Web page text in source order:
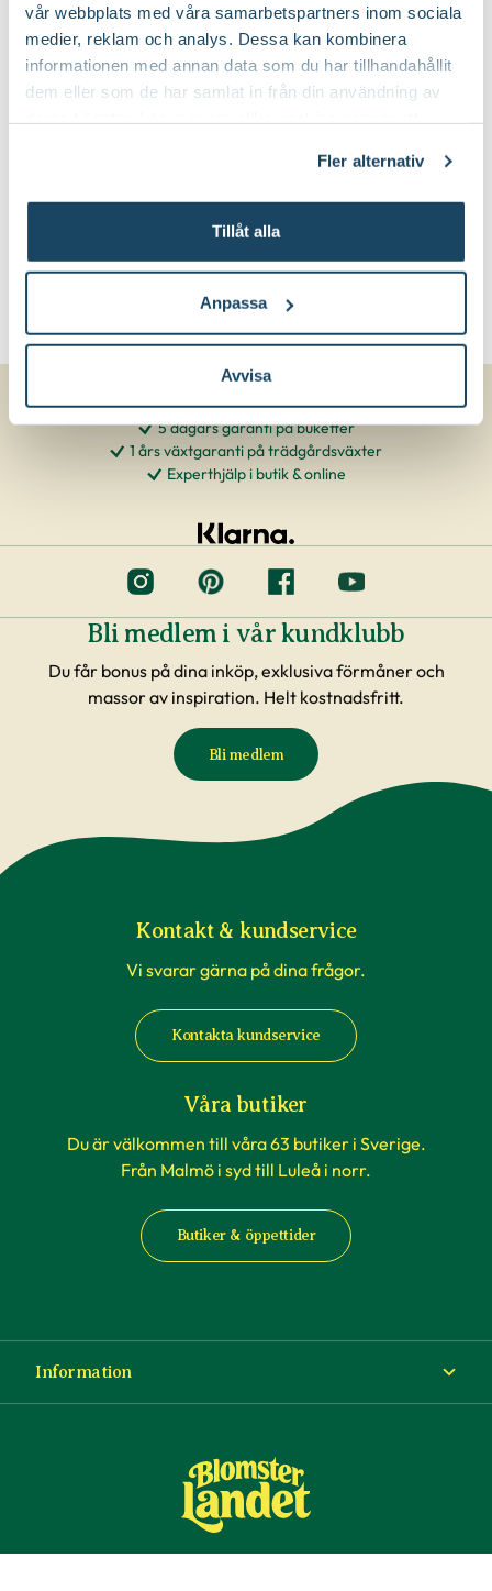
vår webbplats med våra samarbetspartners inom sociala
medier, reklam och analys. Dessa kan kombinera
informationen med annan data som du har tillhandahållit
dem eller som de har samlat in från din användning av
Fler alternativ
Tillåt alla
Anpassa
Avvisa
Beskärningssätt: Beskärning är inte nödvändig
5 dagars garanti på buketter
1 års växtgaranti på trädgårdsväxter
Experthjälp i butik & online
Bli medlem i vår kundklubb
Du får bonus på dina inköp, exklusiva förmåner och
massor av inspiration. Helt kostnadsfritt.
Bli medlem
Kontakt & kundservice
Vi svarar gärna på dina frågor.
Kontakta kundservice
Våra butiker
Du är välkommen till våra 63 butiker i Sverige.
Från Malmö i syd till Luleå i norr.
Butiker & öppettider
Information
Köp- och leveransvillkor
© Copyright Blomsterlandet 2025